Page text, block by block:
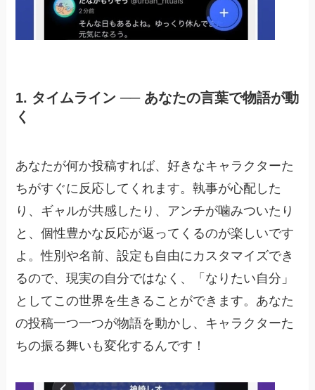
1. タイムライン ── あなたの言葉で物語が動
く
あなたが何か投稿すれば、好きなキャラクターた
ちがすぐに反応してくれます。執事が心配した
り、ギャルが共感したり、アンチが噛みついたり
と、個性豊かな反応が返ってくるのが楽しいです
よ。性別や名前、設定も自由にカスタマイズでき
るので、現実の自分ではなく、「なりたい自分」
としてこの世界を生きることができます。あなた
の投稿一つ一つが物語を動かし、キャラクターた
ちの振る舞いも変化するんです！